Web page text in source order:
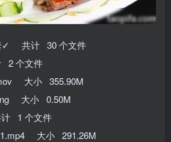
✓ 共计 30 个文件
2 个文件
大小 355.90M
大小 0.50M
1 个文件
大小 291.26M